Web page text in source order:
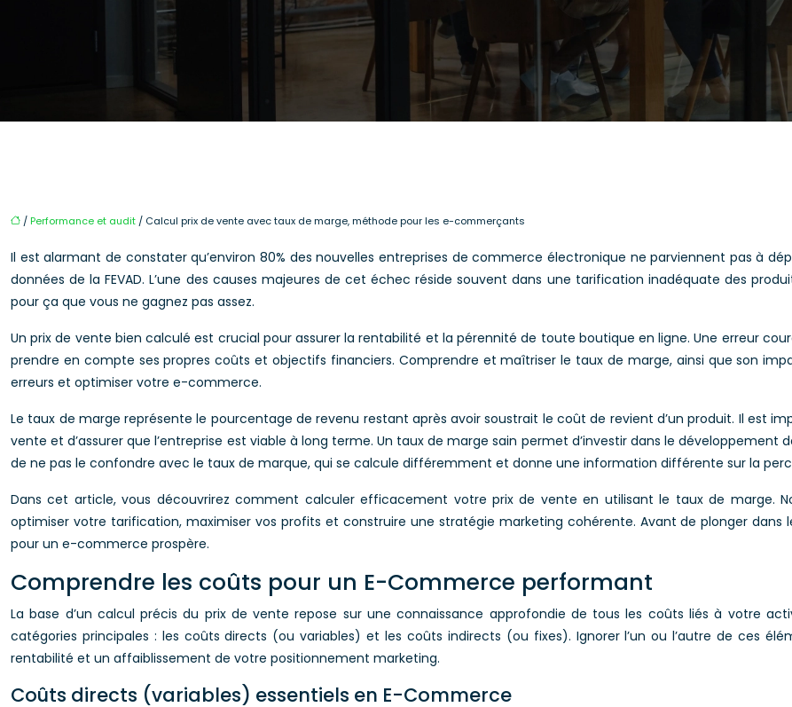
/ Performance et audit / Calcul prix de vente avec taux de marge, méthode pour les e-commerçants
Il est alarmant de constater qu’environ 80% des nouvelles entreprises de commerce électronique ne parviennent pas à
données de la FEVAD. L’une des causes majeures de cet échec réside souvent dans une tarification inadéquate des
pour ça que vous ne gagnez pas assez.
Un prix de vente bien calculé est crucial pour assurer la rentabilité et la pérennité de toute boutique en ligne. Une erreur
prendre en compte ses propres coûts et objectifs financiers. Comprendre et maîtriser le taux de marge, ainsi que son
erreurs et optimiser votre e-commerce.
Le taux de marge représente le pourcentage de revenu restant après avoir soustrait le coût de revient d’un produit. Il est
vente et d’assurer que l’entreprise est viable à long terme. Un taux de marge sain permet d’investir dans le développement
de ne pas le confondre avec le taux de marque, qui se calcule différemment et donne une information différente sur la
Dans cet article, vous découvrirez comment calculer efficacement votre prix de vente en utilisant le taux de marge.
optimiser votre tarification, maximiser vos profits et construire une stratégie marketing cohérente. Avant de plonger
pour un e-commerce prospère.
Comprendre les coûts pour un E-Commerce performant
La base d’un calcul précis du prix de vente repose sur une connaissance approfondie de tous les coûts liés à votre
catégories principales : les coûts directs (ou variables) et les coûts indirects (ou fixes). Ignorer l’un ou l’autre de ces
rentabilité et un affaiblissement de votre positionnement marketing.
Coûts directs (variables) essentiels en E-Commerce